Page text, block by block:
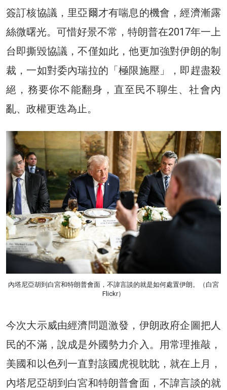
簽訂核協議，里亞爾才有喘息的機會，經濟漸露
絲微曙光。可惜好景不常，特朗普在2017年一上
台即撕毀協議，不僅如此，他更加強對伊朗的制
裁，一如對委內瑞拉的「極限施壓」，即趕盡殺
絕，務要你不能翻身，直至民不聊生、社會內
亂、政權更迭為止。
內塔尼亞胡到白宮和特朗普會面，不諱言談的就是如何處置伊朗。（白宮
Flickr）
今次大示威由經濟問題激發，伊朗政府企圖把人
民的不滿，說成是外國勢力介入。用常理推敲，
美國和以色列一直對該國虎視眈眈，就在上月，
內塔尼亞胡到白宮和特朗普會面，不諱言談的就